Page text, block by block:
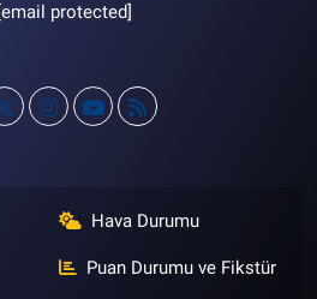
[email protected]
Hava Durumu
Puan Durumu ve Fikstür